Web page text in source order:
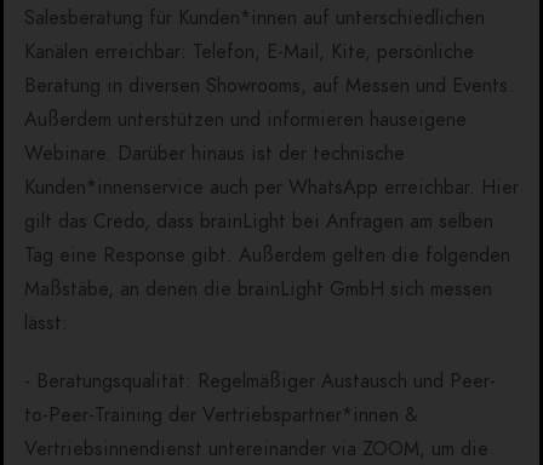
Salesberatung für Kunden*innen auf unterschiedlichen
Kanälen erreichbar: Telefon, E-Mail, Kite, persönliche
Beratung in diversen Showrooms, auf Messen und Events.
Außerdem unterstützen und informieren hauseigene
Webinare. Darüber hinaus ist der technische
Kunden*innenservice auch per WhatsApp erreichbar. Hier
gilt das Credo, dass brainLight bei Anfragen am selben
Tag eine Response gibt. Außerdem gelten die folgenden
Maßstäbe, an denen die brainLight GmbH sich messen
lässt:
- Beratungsqualität: Regelmäßiger Austausch und Peer-
to-Peer-Training der Vertriebspartner*innen &
Vertriebsinnendienst untereinander via ZOOM, um die